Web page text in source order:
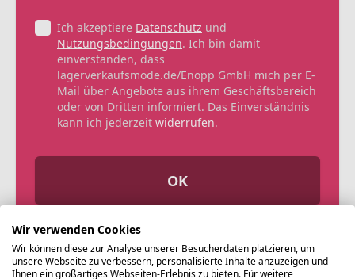
Ich akzeptiere Datenschutz und
Nutzungsbedingungen. Ich bin damit
einverstanden, dass
lagerverkaufsmode.de/Enopp GmbH mich per E-
Mail über Angebote aus ihrem Geschäftsbereich
oder von Dritten informiert. Das Einverständnis
kann ich jederzeit widerrufen.
OK
Wir verwenden Cookies
Wir können diese zur Analyse unserer Besucherdaten platzieren, um
unsere Webseite zu verbessern, personalisierte Inhalte anzuzeigen und
Ihnen ein großartiges Webseiten-Erlebnis zu bieten. Für weitere